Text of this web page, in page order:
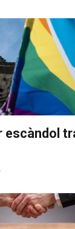
escàndol